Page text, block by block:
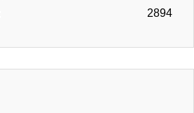
2894